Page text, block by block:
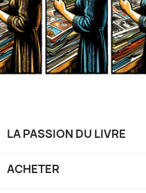
LA PASSION DU LIVRE
ACHETER